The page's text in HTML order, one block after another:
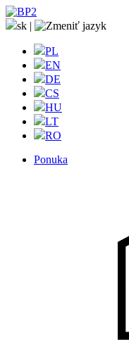
sk |
PL
EN
DE
CS
HU
LT
RO
Ponuka